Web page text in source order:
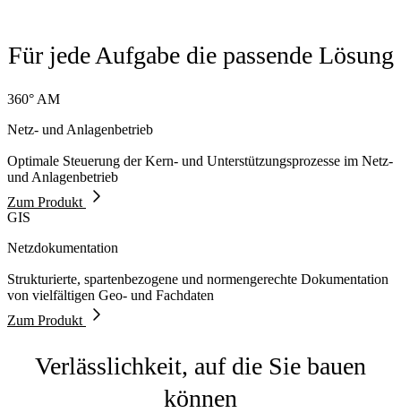
Für jede Aufgabe die passende Lösung
360° AM
Netz- und Anlagenbetrieb
Optimale Steuerung der Kern- und Unterstützungsprozesse im Netz-
und Anlagenbetrieb
Zum Produkt
GIS
Netzdokumentation
Strukturierte, spartenbezogene und normengerechte Dokumentation
von vielfältigen Geo- und Fachdaten
Zum Produkt
Verlässlichkeit, auf die Sie bauen
können